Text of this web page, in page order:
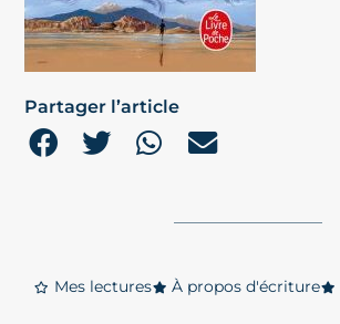
Partager l’article
Mes lectures À propos d'écriture